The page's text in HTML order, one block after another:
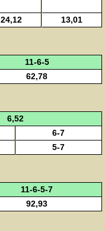
24,12 13,01
11-6-5
62,78
6,52
6-7
5-7
11-6-5-7
92,93